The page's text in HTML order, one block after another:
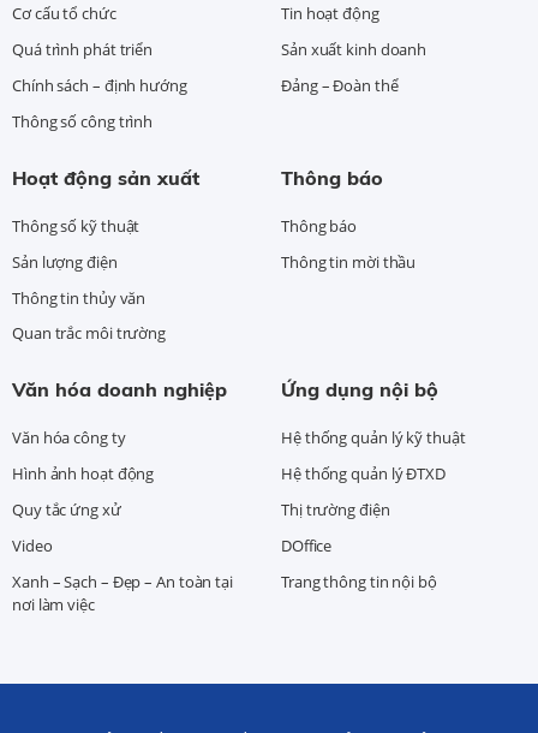
Cơ cấu tổ chức
Quá trình phát triển
Chính sách – định hướng
Thông số công trình
Tin hoạt động
Sản xuất kinh doanh
Đảng – Đoàn thể
Hoạt động sản xuất
Thông số kỹ thuật
Sản lượng điện
Thông tin thủy văn
Quan trắc môi trường
Thông báo
Thông báo
Thông tin mời thầu
Văn hóa doanh nghiệp
Văn hóa công ty
Hình ảnh hoạt động
Quy tắc ứng xử
Video
Xanh – Sạch – Đẹp – An toàn tại
nơi làm việc
Ứng dụng nội bộ
Hệ thống quản lý kỹ thuật
Hệ thống quản lý ĐTXD
Thị trường điện
DOffice
Trang thông tin nội bộ